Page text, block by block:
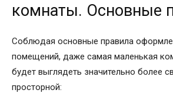
комнаты. Основные
Соблюдая основные правила
помещений, даже самая маленькая
будет выглядеть значительно более
просторной: